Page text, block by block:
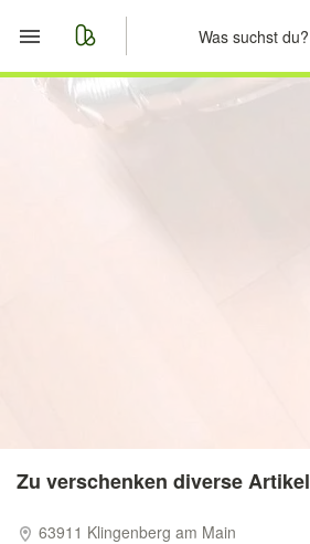
Start
Zu verschenken diverse Artikel
63911 Klingenberg am Main